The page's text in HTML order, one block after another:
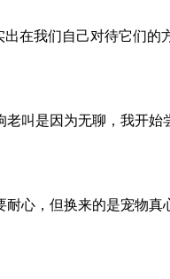
在我们自己对待它们的
叫是因为无聊，我开始
心，但换来的是宠物真